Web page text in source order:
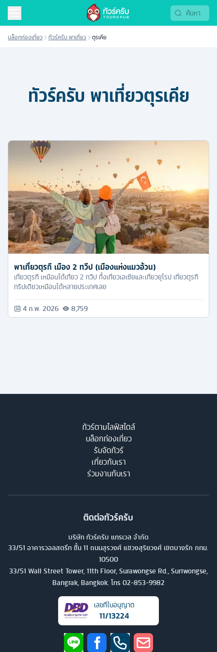
บล็อกท่องเที่ยว ทัวร์ครับ พาเที่ยว ตุรเคีย
ทัวร์ครับ พาเที่ยวตุรเคีย
พาเที่ยวตุรกี เมือง 2 ทวีป (เมืองแห่งแมวอ้วน)
เที่ยวตุรกี เหมือนได้เที่ยว 2 ทวีป ทั้งเที่ยวเอเซียและเที่ยวยุโรป เที่ยวตุรกี
ทริปเดียวเหมือนได้หลายประเทศเลย
4 ก.พ. 2026 8,759
ทัวร์ตามไลฟ์สไตล์
บล็อกท่องเที่ยว
รับจัดทัวร์
เกี่ยวกับเรา
ร่วมงานกับเรา
ติดต่อทัวร์ครับ
บริษัท ทัวร์ครับ แทรเวล จำกัด
33/51 อาคารวอลสตรีท ชั้น 11 ถนนสุรวงศ์ แขวงสุริยวงศ์ เขตบางรัก กทม.
10500
33/51 Wall Street Tower, 11th Floor, Surawongse Rd., Suriwongse,
Bangrak, Bangkok. โทร 02-853-9982
เลขที่ใบอนุญาต
11/13224